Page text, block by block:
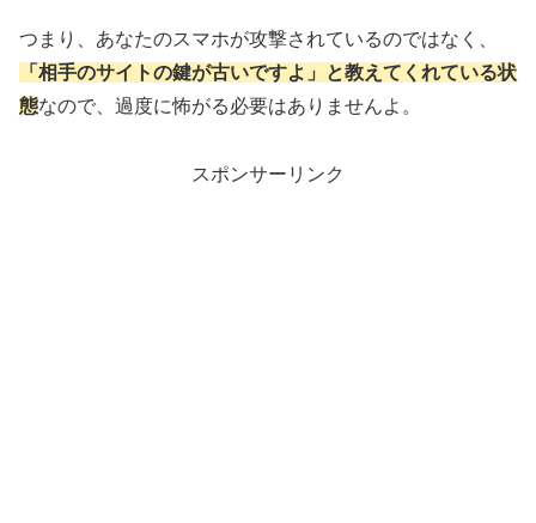
つまり、あなたのスマホが攻撃されているのではなく、
「相手のサイトの鍵が古いですよ」と教えてくれている状
態なので、過度に怖がる必要はありませんよ。
スポンサーリンク